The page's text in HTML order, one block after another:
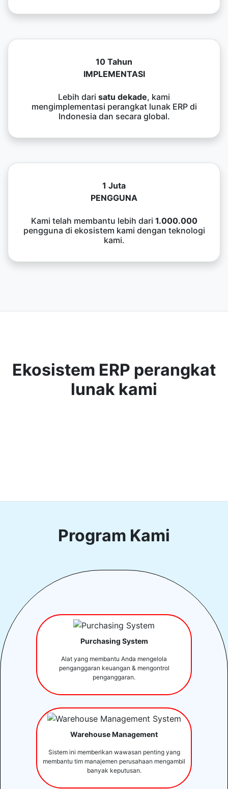
10 Tahun
IMPLEMENTASI
Lebih dari satu dekade, kami
mengimplementasi perangkat lunak ERP di
Indonesia dan secara global.
1 Juta
PENGGUNA
Kami telah membantu lebih dari 1.000.000
pengguna di ekosistem kami dengan teknologi
kami.
Ekosistem ERP perangkat
lunak kami
Program Kami
Purchasing System
Alat yang membantu Anda mengelola
penganggaran keuangan & mengontrol
penganggaran.
Warehouse Management
Sistem ini memberikan wawasan penting yang
membantu tim manajemen perusahaan mengambil
banyak keputusan.